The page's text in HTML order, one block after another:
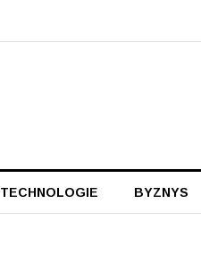
TECHNOLOGIE BYZNYS